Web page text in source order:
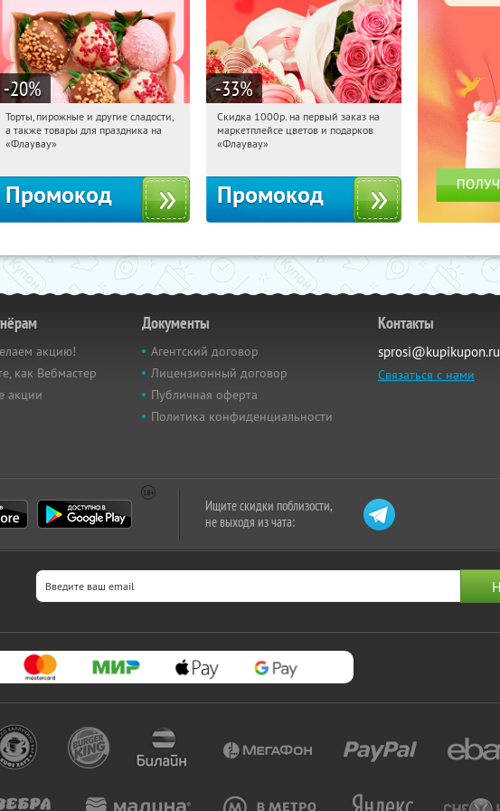
-20%
07:48:56 Получили:
Россия
Торты, пирожные и другие сладости,
а также товары для праздника на
«Флаувау»
Промокод
-33%
07:48:56 Получили:
Россия
Скидка 1000р. на первый заказ на
маркетплейсе цветов и подарков
«Флаувау»
Промокод
акцию!
как Вебмастер
акции
Документы
Агентский договор
Лицензионный договор
Публичная оферта
Политика конфиденциальности
Контакты
sprosi@kupikupon.ru
Связаться с нами
Ищите скидки поблизости,
не выходя из чата: